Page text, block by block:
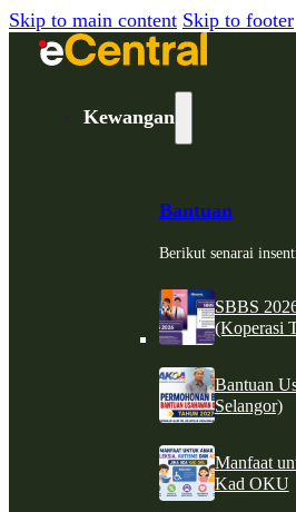
Skip to main content Skip to footer
Kewangan
Bantuan
Berikut senarai
SBBS
(Koperasi
Bantuan
Selangor)
Manfaat
Kad OKU